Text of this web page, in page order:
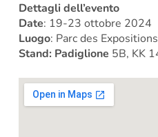
Dettagli dell’evento
Date: 19-23 ottobre 2024
Luogo: Parc des
Stand: Padiglione 5B, KK